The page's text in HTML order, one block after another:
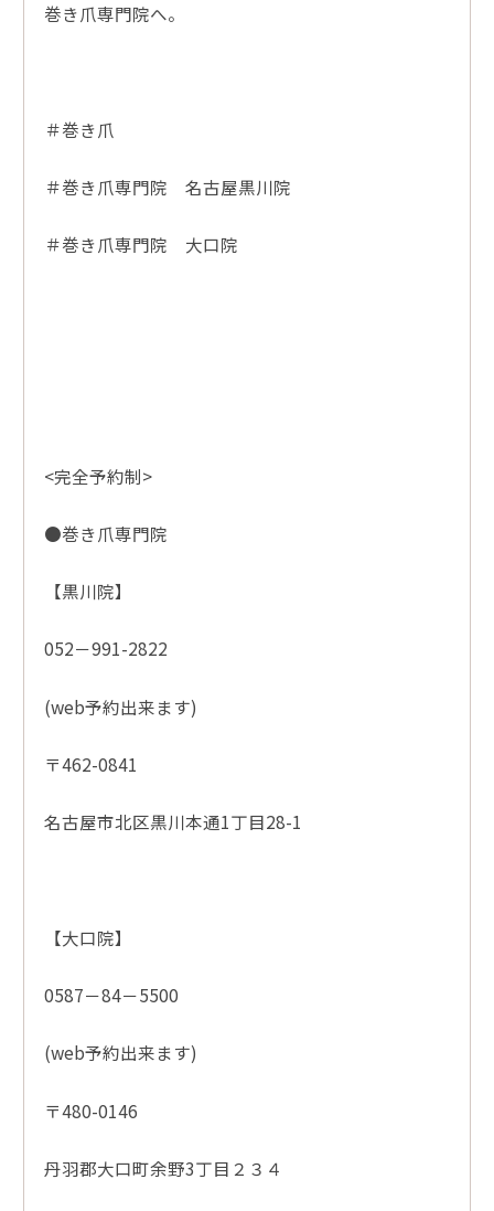
巻き爪専門院へ。
＃巻き爪
＃巻き爪専門院 名古屋黒川院
＃巻き爪専門院 大口院
<完全予約制>
●巻き爪専門院
【黒川院】
052－991-2822
(web予約出来ます)
〒462-0841
名古屋市北区黒川本通1丁目28-1
【大口院】
0587－84－5500
(web予約出来ます)
〒480-0146
丹羽郡大口町余野3丁目２３４